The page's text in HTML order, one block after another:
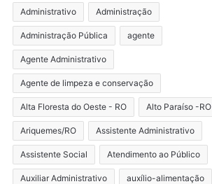
Administrativo Administração
Administração Pública agente
Agente Administrativo
Agente de limpeza e conservação
Alta Floresta do Oeste - RO Alto Paraíso -RO
Ariquemes/RO Assistente Administrativo
Assistente Social Atendimento ao Público
Auxiliar Administrativo auxílio-alimentação